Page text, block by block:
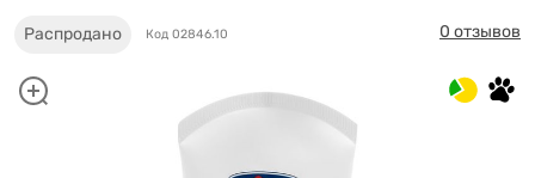
Распродано Код 02846.10 0 отзывов